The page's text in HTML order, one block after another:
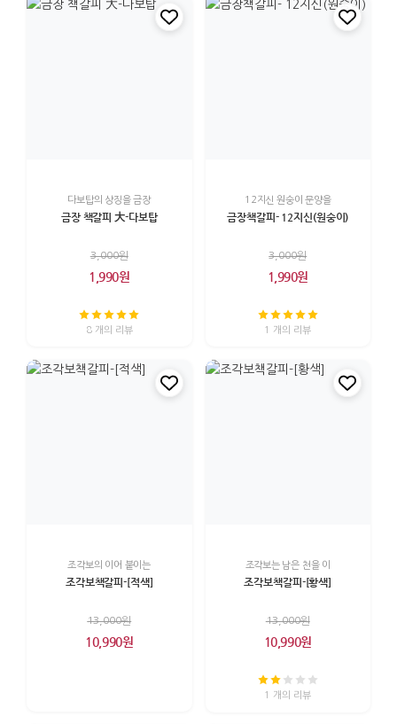
다보탑의 상징을 금장
금장 책갈피 大-다보탑
3,000원
1,990원
8 개의 리뷰
12지신 원숭이 문양을
금장책갈피- 12지신(원숭이)
3,000원
1,990원
1 개의 리뷰
조각보의 이어 붙이는
조각보책갈피-[적색]
13,000원
10,990원
조각보는 남은 천을 이
조각보책갈피-[황색]
13,000원
10,990원
1 개의 리뷰